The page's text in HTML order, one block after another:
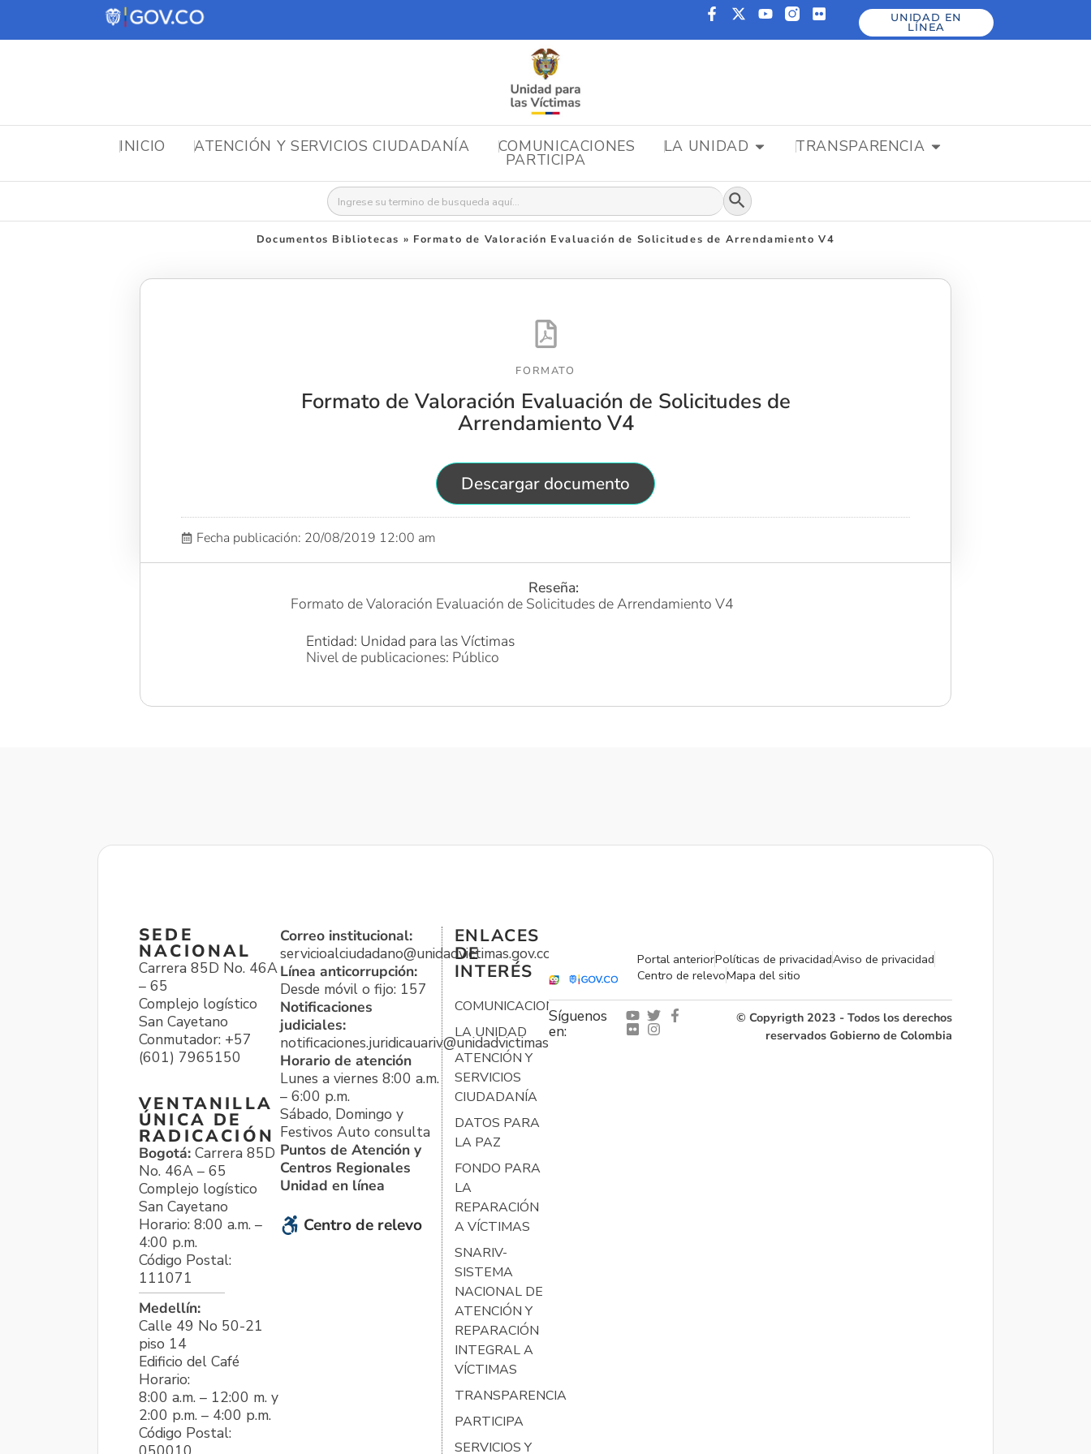
UNIDAD EN
LÍNEA
INICIO ATENCIÓN Y SERVICIOS CIUDADANÍA COMUNICACIONES LA UNIDAD TRANSPARENCIA
PARTICIPA
Buscar: Botón de búsqueda
Documentos Bibliotecas » Formato de Valoración Evaluación de Solicitudes de Arrendamiento V4
FORMATO
Formato de Valoración Evaluación de Solicitudes de
Arrendamiento V4
Descargar documento
Fecha publicación: 20/08/2019 12:00 am
Reseña:
Formato de Valoración Evaluación de Solicitudes de Arrendamiento V4
Entidad: Unidad para las Víctimas
Nivel de publicaciones: Público
SEDE
NACIONAL
Carrera 85D No. 46A
– 65
Complejo logístico
San Cayetano
Conmutador: +57
(601) 7965150
VENTANILLA
ÚNICA DE
RADICACIÓN
Bogotá: Carrera 85D
No. 46A – 65
Complejo logístico
San Cayetano
Horario: 8:00 a.m. –
4:00 p.m.
Código Postal:
111071
Medellín:
Calle 49 No 50-21
piso 14
Edificio del Café
Horario:
8:00 a.m. – 12:00 m. y
2:00 p.m. – 4:00 p.m.
Código Postal:
Correo institucional:
servicioalciudadano@unidadvictimas.gov.co
Línea anticorrupción:
Desde móvil o fijo: 157
Notificaciones
judiciales:
notificaciones.juridicauariv@unidadvictimas.gov.co
Horario de atención
Lunes a viernes 8:00 a.m.
– 6:00 p.m.
Sábado, Domingo y
Festivos Auto consulta
Puntos de Atención y
Centros Regionales
Unidad en línea
Centro de relevo
ENLACES
DE
INTERÉS
COMUNICACIONES
LA UNIDAD
ATENCIÓN Y
SERVICIOS
CIUDADANÍA
DATOS PARA
LA PAZ
FONDO PARA
LA
REPARACIÓN
A VÍCTIMAS
SNARIV-
SISTEMA
NACIONAL DE
ATENCIÓN Y
REPARACIÓN
INTEGRAL A
VÍCTIMAS
TRANSPARENCIA
PARTICIPA
SERVICIOS Y
Portal anteriorPolíticas de privacidadAviso de privacidad
Centro de relevoMapa del sitio
Síguenos
en:
© Copyrigth 2023 - Todos los derechos
reservados Gobierno de Colombia